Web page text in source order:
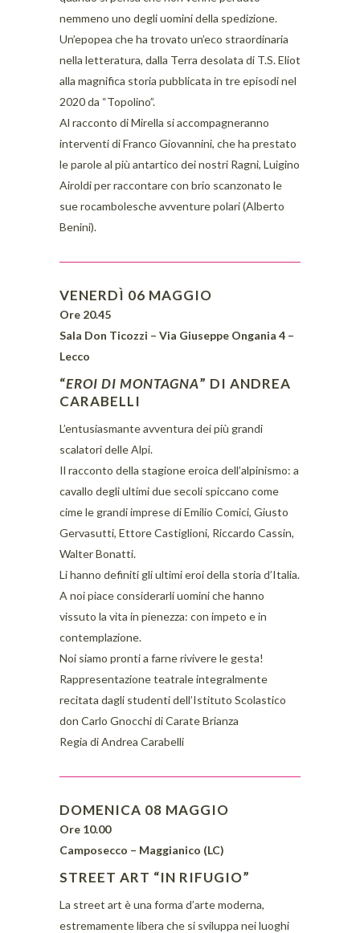
nemmeno uno degli uomini della spedizione.
Un’epopea che ha trovato un’eco straordinaria
nella letteratura, dalla Terra desolata di T.S. Eliot
alla magnifica storia pubblicata in tre episodi nel
2020 da “Topolino”.
Al racconto di Mirella si accompagneranno
interventi di Franco Giovannini, che ha prestato
le parole al più antartico dei nostri Ragni, Luigino
Airoldi per raccontare con brio scanzonato le
sue rocambolesche avventure polari (Alberto
Benini).
VENERDÌ 06 MAGGIO
Ore 20.45
Sala Don Ticozzi – Via Giuseppe Ongania 4 –
Lecco
“EROI DI MONTAGNA” DI ANDREA
CARABELLI
L’entusiasmante avventura dei più grandi
scalatori delle Alpi.
Il racconto della stagione eroica dell’alpinismo: a
cavallo degli ultimi due secoli spiccano come
cime le grandi imprese di Emilio Comici, Giusto
Gervasutti, Ettore Castiglioni, Riccardo Cassin,
Walter Bonatti.
Li hanno definiti gli ultimi eroi della storia d’Italia.
A noi piace considerarli uomini che hanno
vissuto la vita in pienezza: con impeto e in
contemplazione.
Noi siamo pronti a farne rivivere le gesta!
Rappresentazione teatrale integralmente
recitata dagli studenti dell’Istituto Scolastico
don Carlo Gnocchi di Carate Brianza
Regia di Andrea Carabelli
DOMENICA 08 MAGGIO
Ore 10.00
Camposecco – Maggianico (LC)
STREET ART “IN RIFUGIO”
La street art è una forma d’arte moderna,
estremamente libera che si sviluppa nei luoghi